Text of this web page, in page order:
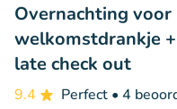
Overnachting voor
welkomstdrankje
late check out
9.4 Perfect • 4